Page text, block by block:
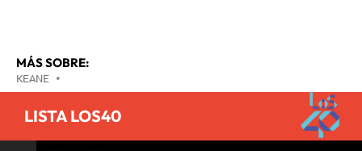
MÁS SOBRE:
KEANE •
LISTA LOS40